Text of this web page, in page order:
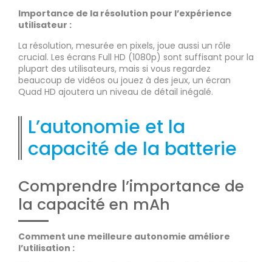
Importance de la résolution pour l’expérience
utilisateur :
La résolution, mesurée en pixels, joue aussi un rôle
crucial. Les écrans Full HD (1080p) sont suffisant pour la
plupart des utilisateurs, mais si vous regardez
beaucoup de vidéos ou jouez à des jeux, un écran
Quad HD ajoutera un niveau de détail inégalé.
L’autonomie et la
capacité de la batterie
Comprendre l’importance de
la capacité en mAh
Comment une meilleure autonomie améliore
l’utilisation :